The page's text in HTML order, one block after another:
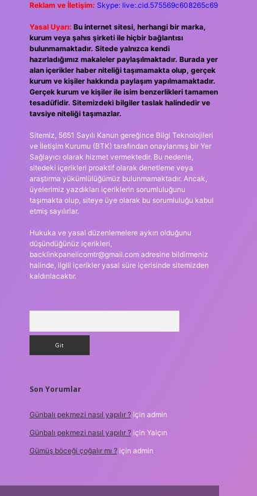
Reklam ve İletişim: Skype: live:.cid.575569c608265c69
Yasal Uyarı: Bu internet sitesi, herhangi bir marka,
kurum veya şahıs şirketi ile hiçbir bağlantısı
bulunmamaktadır. Sitede yalnızca kendi
hazırladığımız makaleler paylaşılmaktadır. Burada yer
alan içerikler haber niteliği taşımamakta olup, gerçek
kurum ve kişiler hakkında paylaşım yapılmamaktadır.
Gerçek kurum ve kişiler ile isim benzerlikleri tamamen
tesadüfidir. Sitemizdeki bilgiler taslak halindedir ve
tavsiye niteliği taşımazlar.
Sitemiz, 5651 Sayılı Kanun gereğince Bilgi Teknolojileri
ve İletişim Kurumu (BTK) tarafından onaylanmış bir Yer
Sağlayıcı olarak hizmet vermektedir. Bu nedenle,
sitedeki içerikleri proaktif olarak denetleme veya
araştırma yükümlülüğümüz bulunmamaktadır. Ancak,
üyelerimiz yazdıkları içeriklerin sorumluluğunu
taşımakta olup, siteye üye olarak bu sorumluluğu kabul
etmiş sayılırlar.
Hukuka ve yasal düzenlemelere aykırı olduğunu
düşündüğünüz içerikleri,
backlinkpanelicomtr@gmail.comadresine bildirmeniz
halinde, ilgili içerikler yasal süre içerisinde sitemizden
kaldırılacaktır.
Son Yorumlar
Günbalı pekmezi nasıl yapılır ?için admin
Günbalı pekmezi nasıl yapılır ?için Yalçın
Gümüş böceği çoğalır mı ?için admin